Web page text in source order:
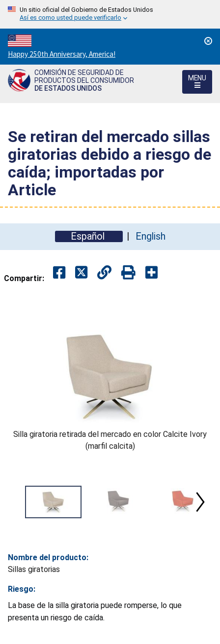
Un sitio oficial del Gobierno de Estados Unidos
Así es como usted puede verificarlo
Countdown
to
America's
250th
Happy 250th Anniversary, America!
COMISIÓN DE SEGURIDAD DE
PRODUCTOS DEL CONSUMIDOR
DE ESTADOS UNIDOS
MENU
Se retiran del mercado sillas
giratorias debido a riesgo de
caída; importadas por
Article
Español English
Compartir:
Silla giratoria retirada del mercado en color Calcite Ivory
(marfil calcita)
Nombre del producto:
Sillas giratorias
Riesgo:
La base de la silla giratoria puede romperse, lo que
presenta un riesgo de caída.